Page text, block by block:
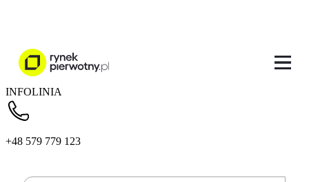
INFOLINIA
+48 579 779 123